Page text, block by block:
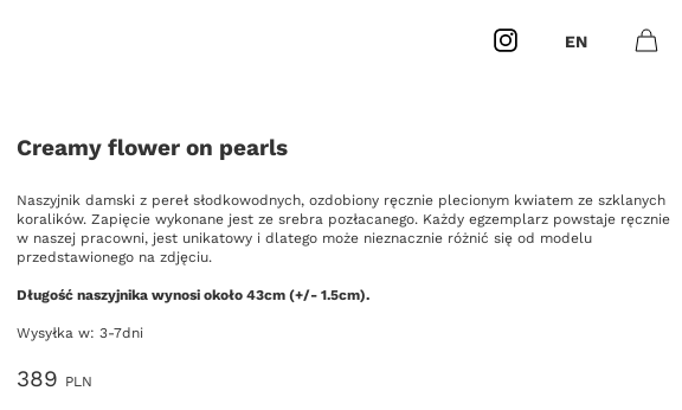
Instagram EN
Masz
0
Creamy flower on pearls
Opis
Naszyjnik damski z pereł słodkowodnych, ozdobiony ręcznie plecionym kwiatem ze szklanych
koralików. Zapięcie wykonane jest ze srebra pozłacanego. Każdy egzemplarz powstaje ręcznie
w naszej pracowni, jest unikatowy i dlatego może nieznacznie różnić się od modelu
przedstawionego na zdjęciu.
Długość naszyjnika wynosi około 43cm (+/- 1.5cm).
Wysyłka w: 3-7dni
389 PLN